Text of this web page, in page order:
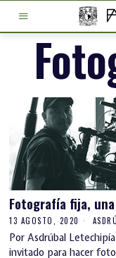
Fotografía fija,
13 AGOSTO, 2020
Por Asdrúbal
invitado para hacer